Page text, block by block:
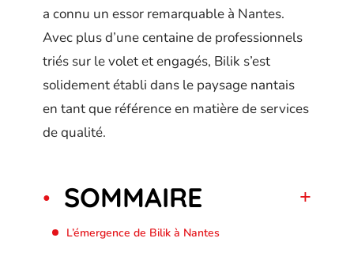
a connu un essor remarquable à Nantes.
Avec plus d’une centaine de professionnels
triés sur le volet et engagés, Bilik s’est
solidement établi dans le paysage nantais
en tant que référence en matière de services
de qualité.
SOMMAIRE
L’émergence de Bilik à Nantes